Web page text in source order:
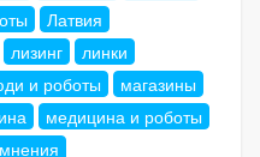
Латвия
лизинг
линки
и роботы
магазины
медицина и роботы
мнения